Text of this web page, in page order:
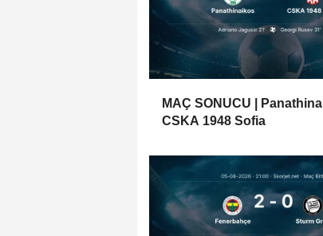
MAÇ SONUCU |
CSKA 1948 Sofia